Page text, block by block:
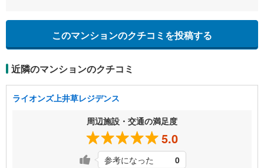
このマンションのクチコミを投稿する
近隣のマンションのクチコミ
ライオンズ上井草レジデンス
周辺施設・交通の満足度
5.0
参考になった 0